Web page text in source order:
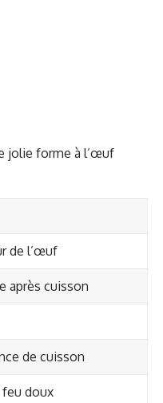
jolie forme à l’œuf
de l’œuf
après cuisson
de cuisson
doux